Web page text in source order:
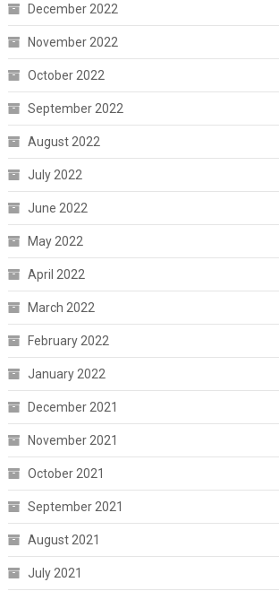
December 2022
November 2022
October 2022
September 2022
August 2022
July 2022
June 2022
May 2022
April 2022
March 2022
February 2022
January 2022
December 2021
November 2021
October 2021
September 2021
August 2021
July 2021